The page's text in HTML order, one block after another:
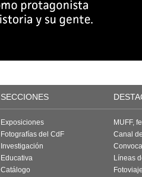
SECCIONES
Exposiciones
Fotografías del CdF
Investigación
Educativa
Catálogo
MUFF,
Canal
Líneas